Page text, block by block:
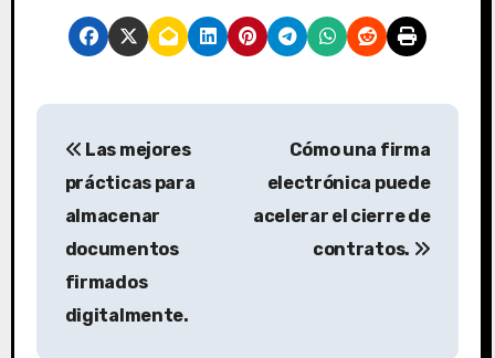
N
Las mejores
prácticas para
almacenar
documentos
firmados
digitalmente.
Cómo una firma
electrónica puede
acelerar el cierre de
contratos.